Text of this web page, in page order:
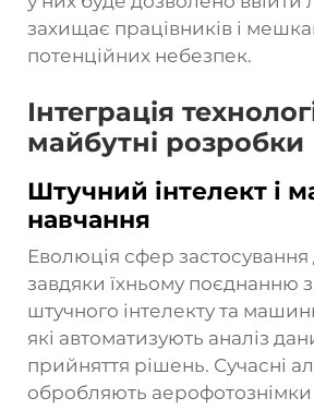
захищає працівників і
потенційних небезпек.
Інтеграція
майбутні розробки
Штучний інтелект і
навчання
Еволюція сфер застосування
завдяки їхньому поєднанню
штучного інтелекту та
які автоматизують аналіз
прийняття рішень. Сучасні
обробляють